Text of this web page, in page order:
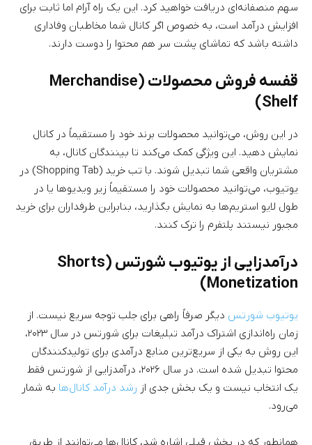
سهم منصفانه‌ای دریافت خواهید کرد. این یک راه آرام اما ثابت برای
افزایش درآمد است، به خصوص اگر کانال شما مخاطبان وفاداری
داشته باشد که تماشای پشت سر هم محتوا را دوست دارند.
قفسه فروش محصولات (Merchandise
Shelf)
در این روش، می‌توانید محصولات برند خود را مستقیماً در کانال
نمایش دهید. این ویژگی کمک می‌کند تا بینندگان کانال، به
مشتریان واقعی شما تبدیل شوند. با تب خرید (Shopping Tab) در
یوتیوب، می‌توانید محصولات خود را مستقیماً زیر ویدیوها یا در
طول لایو استریم‌ها به نمایش بگذارید، بنابراین طرفداران برای خرید
مجبور نیستند پلتفرم را ترک کنند.
درآمدزایی از یوتیوب شورتس (Shorts
Monetization)
یوتیوب شورتس دیگر صرفاً راهی برای جلب توجه سریع نیست. از
زمان راه‌اندازی اشتراک درآمد تبلیغات برای شورتس در سال ۲۰۲۳،
این روش به یکی از سریع‌ترین منابع درآمدی برای تولیدکنندگان
محتوا تبدیل شده است. در سال ۲۰۲۶، درآمدزایی از شورتس فقط
یک انتخاب نیست و یک بخش جدی از رشد درآمد کانال‌ها به شمار
می‌رود.